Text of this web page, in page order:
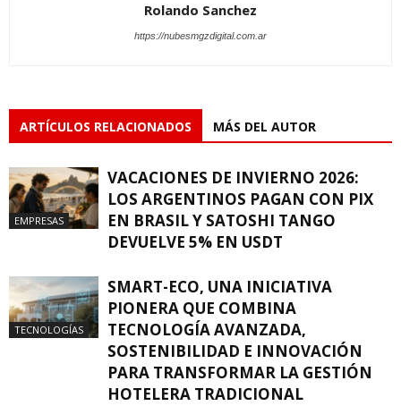
Rolando Sanchez
https://nubesmgzdigital.com.ar
ARTÍCULOS RELACIONADOS MÁS DEL AUTOR
EMPRESAS
VACACIONES DE INVIERNO 2026:
LOS ARGENTINOS PAGAN CON PIX
EN BRASIL Y SATOSHI TANGO
DEVUELVE 5% EN USDT
TECNOLOGÍAS
SMART-ECO, UNA INICIATIVA
PIONERA QUE COMBINA
TECNOLOGÍA AVANZADA,
SOSTENIBILIDAD E INNOVACIÓN
PARA TRANSFORMAR LA GESTIÓN
HOTELERA TRADICIONAL